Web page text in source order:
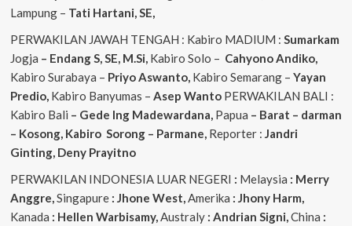
Lampung – Tati Hartani, SE,
PERWAKILAN JAWAH TENGAH : Kabiro MADIUM : Sumarkam
Jogja – Endang S, SE, M.Si, Kabiro Solo – CahyonoAndiko,
Kabiro Surabaya – PriyoAswanto, Kabiro Semarang – Yayan
Predio, Kabiro Banyumas – Asep WantoPERWAKILAN BALI :
Kabiro Bali – Gede Ing Madewardana, Papua – Barat – darman
– Kosong, Kabiro Sorong – Parmane, Reporter : Jandri
Ginting, Deny Prayitno
PERWAKILAN INDONESIA LUAR NEGERI : Melaysia : Merry
Anggre,Singapure: Jhone West,Amerika : Jhony Harm,
Kanada : Hellen Warbisamy,Australy : Andrian Signi,China :